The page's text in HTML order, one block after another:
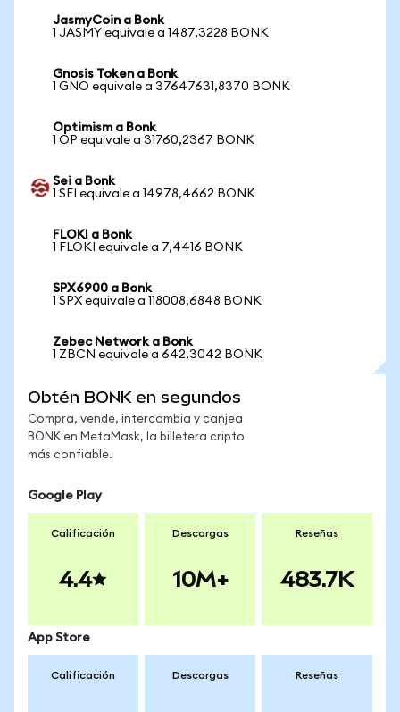
JasmyCoin a Bonk
1 JASMY equivale a 1487,3228 BONK
Gnosis Token a Bonk
1 GNO equivale a 37647631,8370 BONK
Optimism a Bonk
1 OP equivale a 31760,2367 BONK
Sei a Bonk
1 SEI equivale a 14978,4662 BONK
FLOKI a Bonk
1 FLOKI equivale a 7,4416 BONK
SPX6900 a Bonk
1 SPX equivale a 118008,6848 BONK
Zebec Network a Bonk
1 ZBCN equivale a 642,3042 BONK
Obtén BONK en segundos
Compra, vende, intercambia y canjea
BONK en MetaMask, la billetera cripto
más confiable.
Google Play
Calificación
4.4
Descargas
10M+
Reseñas
483.7K
App Store
Calificación Descargas Reseñas